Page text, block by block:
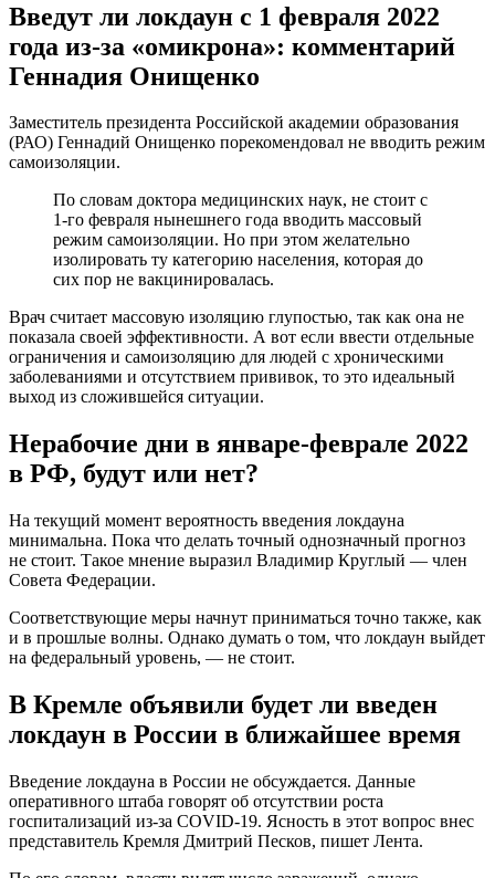
выход из сложившейся ситуации.
Нерабочие дни в январе-феврале 2022
в РФ, будут или нет?
На текущий момент вероятность введения локдауна
минимальна. Пока что делать точный однозначный прогноз
не стоит. Такое мнение выразил Владимир Круглый — член
Совета Федерации.
Соответствующие меры начнут приниматься точно также, как
и в прошлые волны. Однако думать о том, что локдаун выйдет
на федеральный уровень, — не стоит.
В Кремле объявили будет ли введен
локдаун в России в ближайшее время
Введение локдауна в России не обсуждается. Данные
госпитализаций из-за COVID-19. Ясность в этот вопрос внес
представитель Кремля Дмитрий Песков, пишет Лента.
По его словам, власти видят число заражений, однако,
несмотря на цифры, количество госпитализаций не
увеличивается. Это говорит о том, что омикрон-штамм
коронавируса переносится в легкой форме.
«А все остальные предположения, знаете, это — от лукавого»,
— заключил Песков.
Ранее заместитель председателя комитета Госдумы по охране
здоровья, кандидат медицинских наук Алексей Куринный
коронавируса могут ввести, если резервы коечного фонда
достигнут критического уровня — меньше 15 процентов. Он
отметил, что сейчас большинство регионов находится в
Ограничения в Москве с 1 февраля
2022 года из-за омикрона